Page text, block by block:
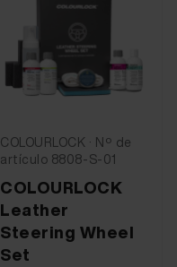
COLOURLOCK · Nº de
artículo 8808-S-01
COLOURLOCK
Leather
Steering Wheel
Set